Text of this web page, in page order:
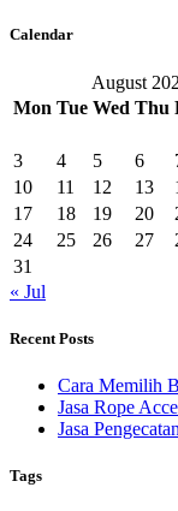
Calendar
August
Mon Tue Wed Thu
3
4 5 6
10
11 12 13
17
18 19 20
24
25 26 27
31
« Jul
Recent Posts
Cara Memilih
Jasa Rope
Jasa
Tags